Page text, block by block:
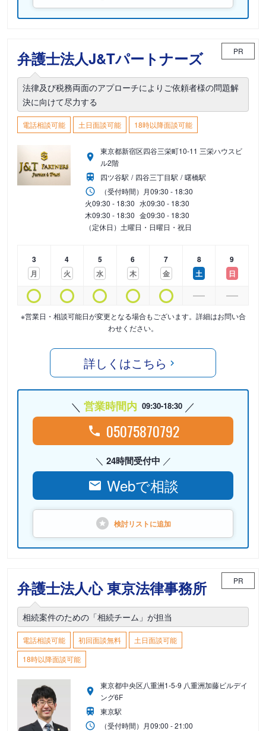
弁護士法人J&Tパートナーズ PR
法律及び税務両面のアプローチによりご依頼者様の問題解
決に向けて尽力する
電話相談可能 土日面談可能 18時以降面談可能
東京都新宿区四谷三栄町10-11 三栄ハウスビ
ル2階
四ツ谷駅
四谷三丁目駅
曙橋駅
（受付時間） 月09:30 - 18:30
火09:30 - 18:30 水09:30 - 18:30
木09:30 - 18:30 金09:30 - 18:30
（定休日）土曜日・日曜日・祝日
3
月
4
火
5
水
6
木
7
金
8
土
9
日
※営業日・相談可能日が変更となる場合もございます。詳細はお問い合
わせください。
詳しくはこちら
営業時間内 09:30-18:30
05075870792
24時間受付中
Webで相談
検討リストに追加
弁護士法人心 東京法律事務所 PR
相続案件のための「相続チーム」が担当
電話相談可能 初回面談無料
土日面談可能
18時以降面談可能
東京都中央区八重洲1-5-9 八重洲加藤ビルデイ
ング6F
東京駅
（受付時間） 月09:00 - 21:00